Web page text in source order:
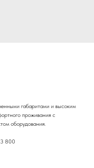
габаритами и высоким
проживания с
оборудования.
800